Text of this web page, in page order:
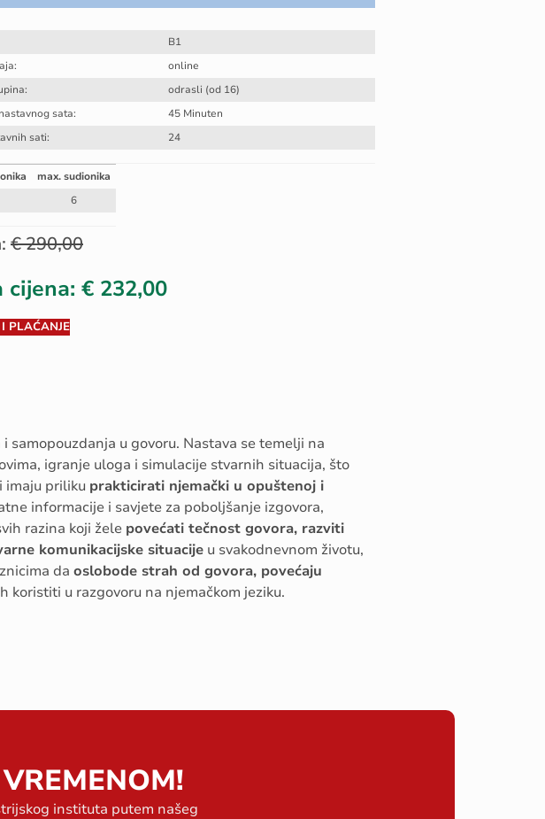
B1
online
odrasli (od 16)
sata:
45 Minuten
sati:
24
max. sudionika
6
€ 290,00
cijena: € 232,00
PLAĆANJE
u govoru. Nastava se temelji na
igranje uloga i simulacije stvarnih situacija, što
imaju priliku prakticirati njemački u opuštenoj i
informacije i savjete za poboljšanje izgovora,
razina koji žele povećati tečnost govora, razviti
komunikacijske situacije u svakodnevnom životu,
da oslobode strah od govora, povećaju
koristiti u razgovoru na njemačkom jeziku.
instituta putem našeg